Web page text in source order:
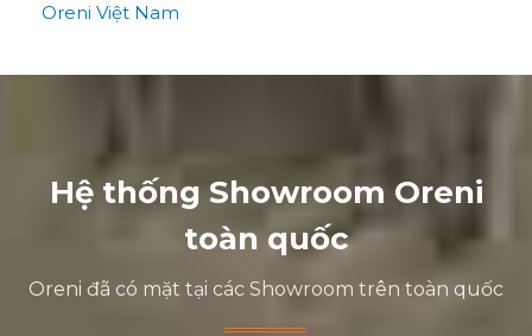
Oreni Việt Nam
Hệ thống Showroom Oreni
toàn quốc
Oreni đã có mặt tại các Showroom trên toàn quốc